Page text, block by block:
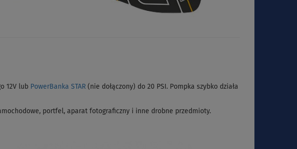
12V lub PowerBanka STAR (nie dołączony) do 20 PSI. Pompka szybko działa
portfel, aparat fotograficzny i inne drobne przedmioty.